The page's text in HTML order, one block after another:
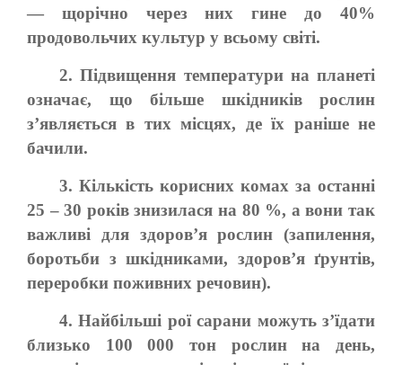
— щорічно через них гине до 40%
продовольчих культур у всьому світі.
2. Підвищення температури на планеті
означає, що більше шкідників рослин
з’являється в тих місцях, де їх раніше не
бачили.
3. Кількість корисних комах за останні
25 – 30 років знизилася на 80 %, а вони так
важливі для здоров’я рослин (запилення,
боротьби з шкідниками, здоров’я ґрунтів,
переробки поживних речовин).
4. Найбільші рої сарани можуть з’їдати
близько 100 000 тон рослин на день,